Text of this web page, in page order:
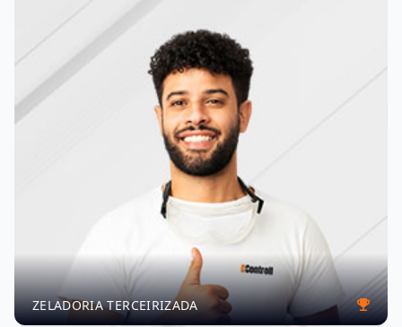
ZELADORIA TERCEIRIZADA